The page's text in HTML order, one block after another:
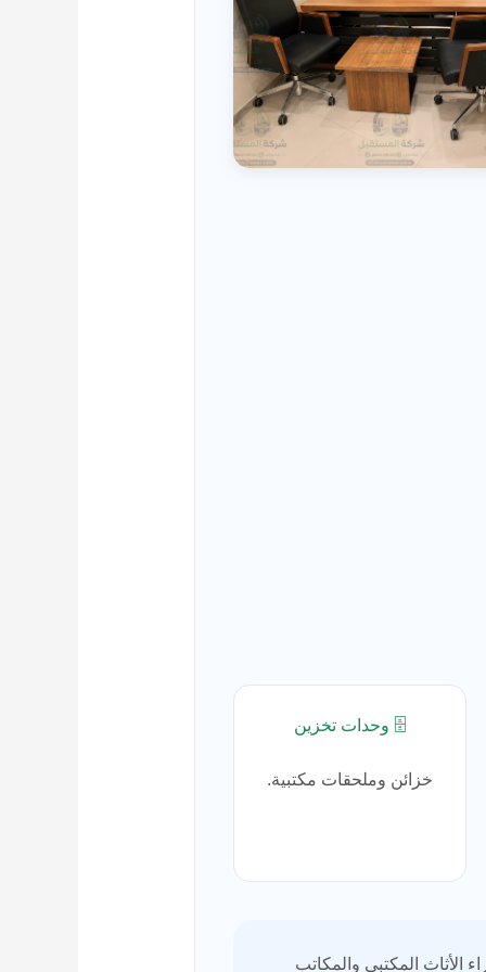
🗄️ وحدات تخزين
خزائن وملحقات مكتبية.
المكتبي والمكاتب